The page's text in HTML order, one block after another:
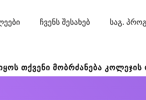
ჩვენს შესახებ საგ.
თქვენი მობრძანება